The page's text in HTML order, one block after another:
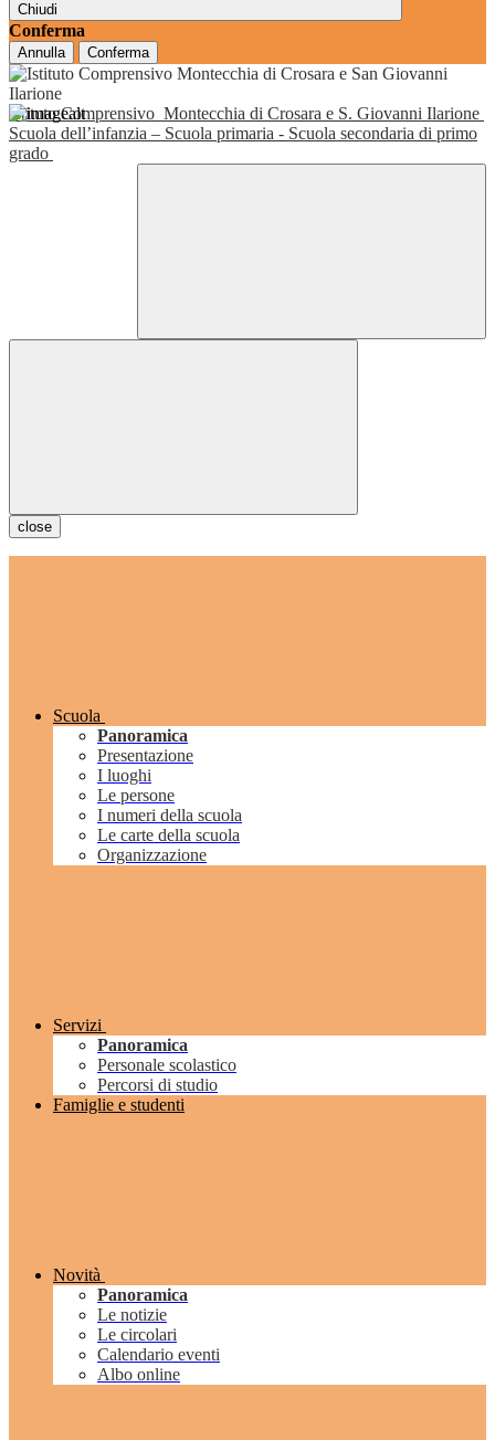
Chiudi
Conferma
Annulla Conferma
Istituto Comprensivo Montecchia di Crosara e S. Giovanni Ilarione
Scuola dell’infanzia – Scuola primaria - Scuola secondaria di primo
grado
close
Scuola
Panoramica
Presentazione
I luoghi
Le persone
I numeri della scuola
Le carte della scuola
Organizzazione
Servizi
Panoramica
Personale scolastico
Percorsi di studio
Famiglie e studenti
Novità
Panoramica
Le notizie
Le circolari
Calendario eventi
Albo online